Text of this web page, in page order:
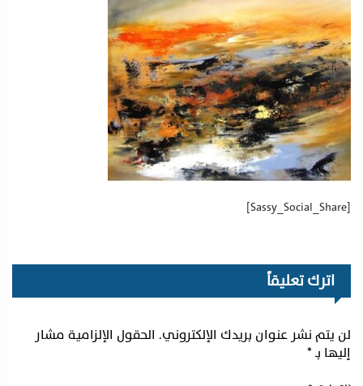
[Sassy_Social_Share]
اترك تعليقاً
لن يتم نشر عنوان بريدك الإلكتروني. الحقول الإلزامية مشار
إليها بـ*